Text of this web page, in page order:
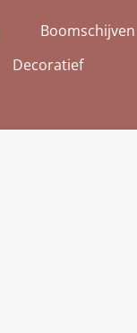
Boomschijven
Decoratief